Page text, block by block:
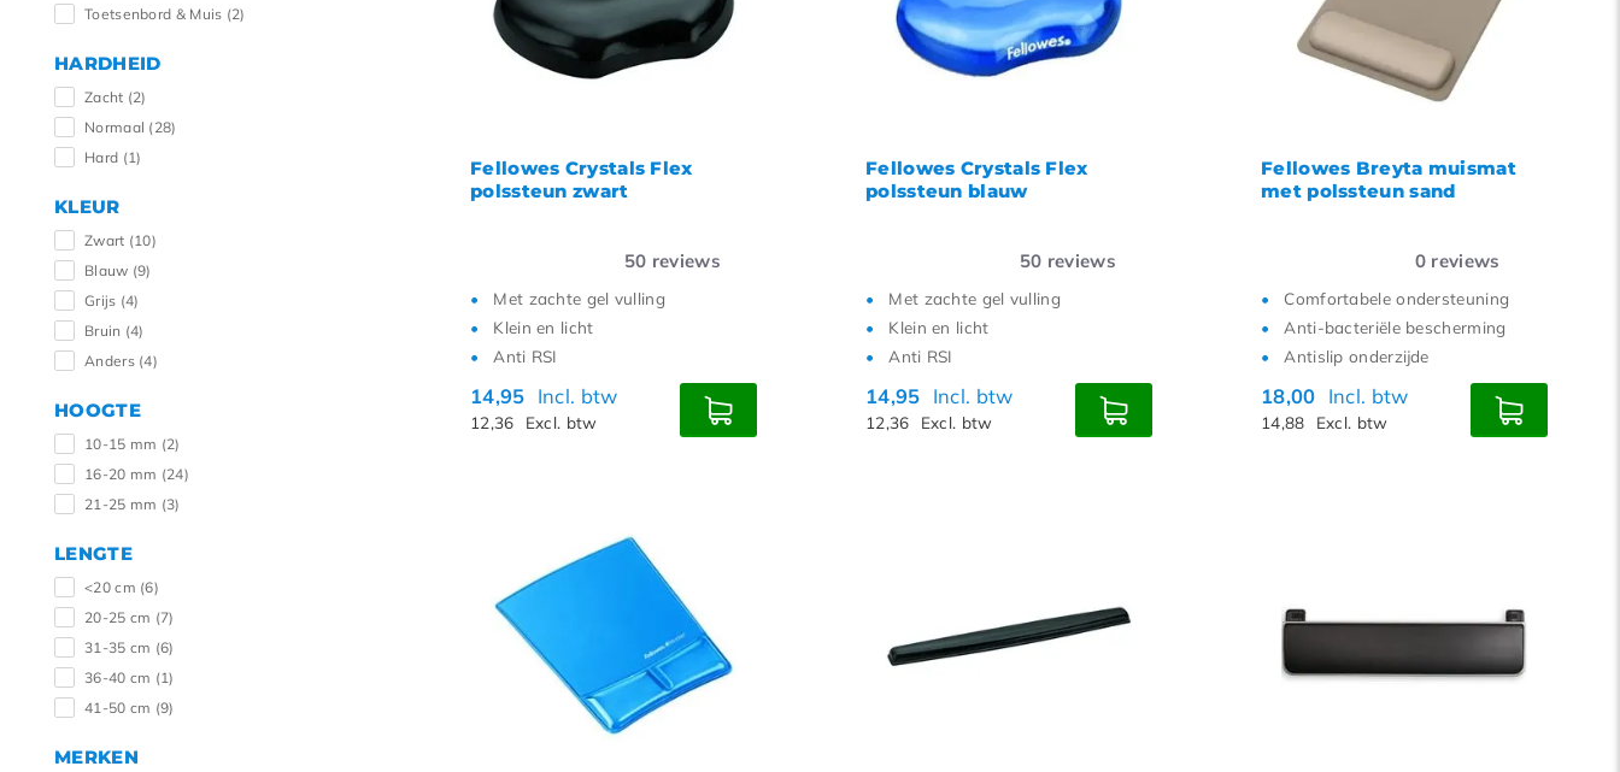
Toetsenbord & Muis (2)
HARDHEID
Zacht (2)
Normaal (28)
Hard (1)
KLEUR
Zwart (10)
Blauw (9)
Grijs (4)
Bruin (4)
Anders (4)
HOOGTE
10-15 mm (2)
16-20 mm (24)
21-25 mm (3)
LENGTE
<20 cm (6)
20-25 cm (7)
31-35 cm (6)
36-40 cm (1)
41-50 cm (9)
MERKEN
Hoogste prijs
Fellowes Crystals Flex
polssteun zwart
50 reviews
Met zachte gel vulling
Klein en licht
Anti RSI
14,95 Incl. btw
12,36 Excl. btw
Fellowes Crystals Flex
polssteun blauw
50 reviews
Met zachte gel vulling
Klein en licht
Anti RSI
14,95 Incl. btw
12,36 Excl. btw
Fellowes Breyta muismat
met polssteun sand
0 reviews
Comfortabele ondersteuning
Anti-bacteriële bescherming
Antislip onderzijde
18,00 Incl. btw
14,88 Excl. btw